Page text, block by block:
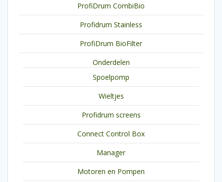
ProfiDrum CombiBio
Profidrum Stainless
ProfiDrum BioFilter
Onderdelen
Spoelpomp
Wieltjes
Profidrum screens
Connect Control Box
Manager
Motoren en Pompen